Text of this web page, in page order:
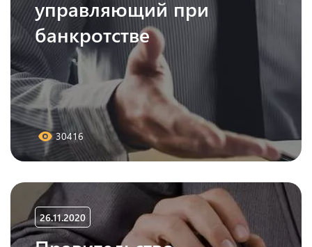
управляющий при
банкротстве
30416
26.11.2020